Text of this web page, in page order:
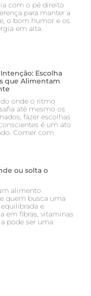
com o pé direito
para manter a
o bom humor e os
em alta.
Escolha
que Alimentam
onde o ritmo
até mesmo os
fazer escolhas
é um ato
Comer com
ou solta o
alimento
quem busca uma
e
em fibras, vitaminas
pode ser uma